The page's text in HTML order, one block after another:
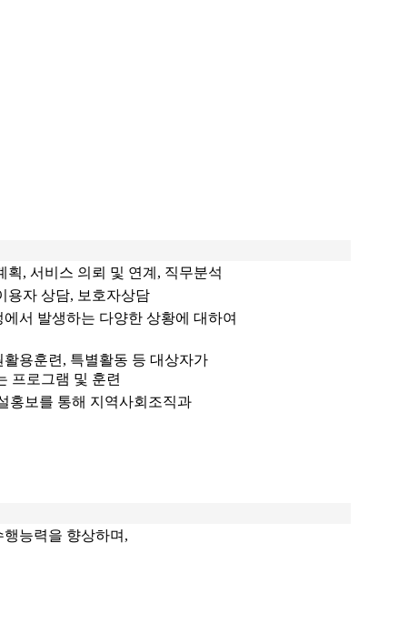
, 서비스 의뢰 및 연계, 직무분석
용자 상담, 보호자상담
서 발생하는 다양한 상황에 대하여
용훈련, 특별활동 등 대상자가
프로그램 및 훈련
홍보를 통해 지역사회조직과
능력을 향상하며,